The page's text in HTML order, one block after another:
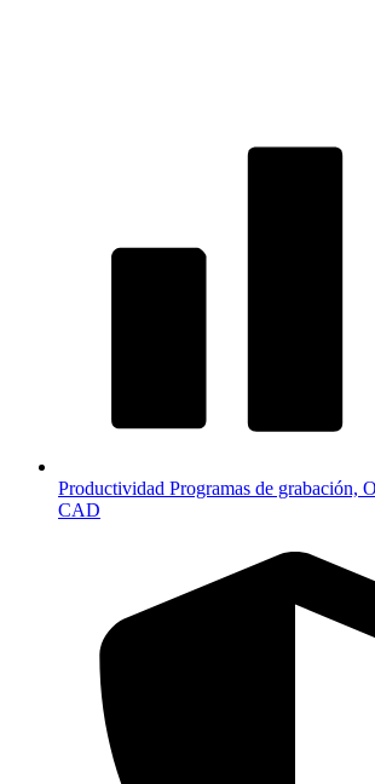
Productividad Programas de grabación,
CAD